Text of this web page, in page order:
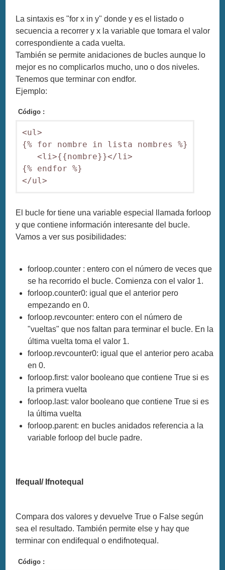
La sintaxis es "for x in y" donde y es el listado o
secuencia a recorrer y x la variable que tomara el valor
correspondiente a cada vuelta.
También se permite anidaciones de bucles aunque lo
mejor es no complicarlos mucho, uno o dos niveles.
Tenemos que terminar con endfor.
Ejemplo:
Código :
<ul>
{% for nombre in lista nombres %}
<li>{{nombre}}</li>
{% endfor %}
</ul>
El bucle for tiene una variable especial llamada forloop
y que contiene información interesante del bucle.
Vamos a ver sus posibilidades:
forloop.counter : entero con el número de veces que
se ha recorrido el bucle. Comienza con el valor 1.
forloop.counter0: igual que el anterior pero
empezando en 0.
forloop.revcounter: entero con el número de
"vueltas" que nos faltan para terminar el bucle. En la
última vuelta toma el valor 1.
forloop.revcounter0: igual que el anterior pero acaba
en 0.
forloop.first: valor booleano que contiene True si es
la primera vuelta
forloop.last: valor booleano que contiene True si es
la última vuelta
forloop.parent: en bucles anidados referencia a la
variable forloop del bucle padre.
Ifequal/ Ifnotequal
Compara dos valores y devuelve True o False según
sea el resultado. También permite else y hay que
terminar con endifequal o endifnotequal.
Código :